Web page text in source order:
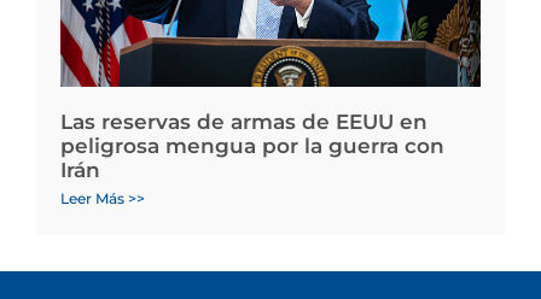
Las reservas de armas de EEUU en
peligrosa mengua por la guerra con
Irán
Leer Más >>